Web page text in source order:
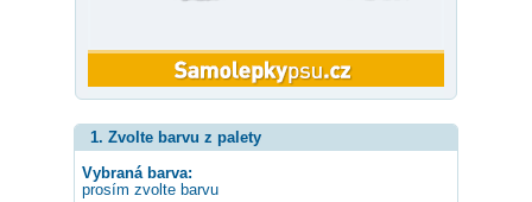
1. Zvolte barvu z palety
Vybraná barva:
prosím zvolte barvu